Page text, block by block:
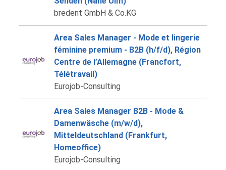
bredent GmbH & Co.KG
Area Sales Manager - Mode et lingerie
féminine premium - B2B (h/f/d), Région
Centre de l’Allemagne (Francfort,
Télétravail)
Eurojob-Consulting
Area Sales Manager B2B - Mode &
Damenwäsche (m/w/d),
Mitteldeutschland (Frankfurt,
Homeoffice)
Eurojob-Consulting